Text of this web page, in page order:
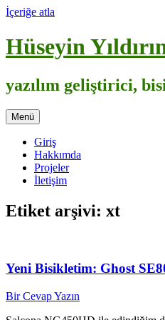
İçeriğe atla
Hüseyin
yazılım geliştirici,
Menü
Giriş
Hakkımda
Projeler
İletişim
Etiket arşivi: xt
Yeni Bisikletim: Ghost
Bir Cevap Yazın